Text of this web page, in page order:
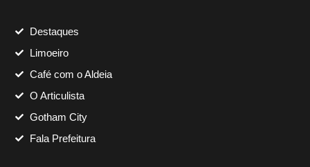
Destaques
Limoeiro
Café com o Aldeia
O Articulista
Gotham City
Fala Prefeitura